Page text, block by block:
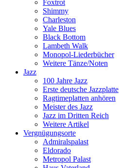
Foxtrot
Shimmy
Charleston
Yale Blues
Black Bottom
Lambeth Walk
Monopol-Liederbücher
Weitere Tänze/Noten
Jazz
100 Jahre Jazz
Erste deutsche Jazzplatte
Ragtimeplatten anhören
Meister des Jazz
Jazz im Dritten Reich
Weitere Artikel
Vergnügungsorte
Admiralspalast
Eldorado
Metropol Palast